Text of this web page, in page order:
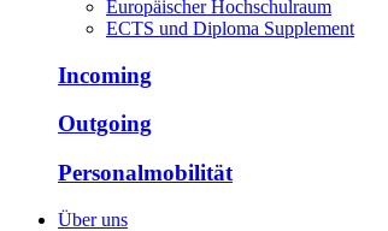
Europäischer Hochschulraum
ECTS und Diploma Supplement
Incoming
Outgoing
Personalmobilität
Über uns